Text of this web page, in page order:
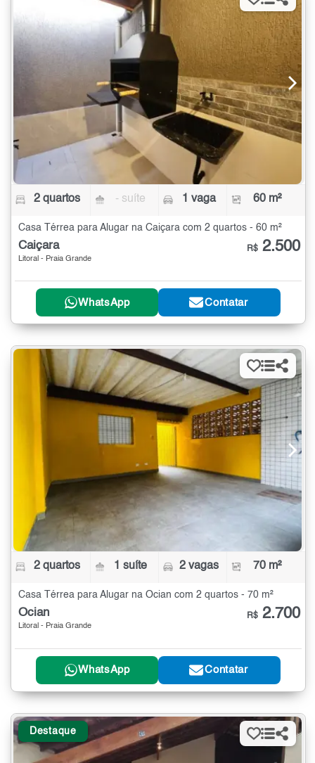
2 quartos - suíte 1 vaga 60 m²
Casa Térrea para Alugar na Caiçara com 2 quartos - 60 m²
Caiçara
Litoral - Praia Grande
R$ 2.500
WhatsApp Contatar
2 quartos 1 suíte 2 vagas 70 m²
Casa Térrea para Alugar na Ocian com 2 quartos - 70 m²
Ocian
Litoral - Praia Grande
R$ 2.700
WhatsApp Contatar
Destaque